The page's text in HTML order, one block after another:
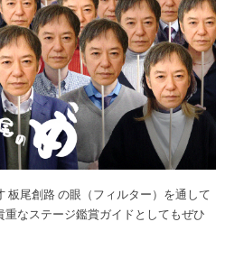
板尾創路 の眼（フィルター）を通して
なステージ鑑賞ガイドとしてもぜひ